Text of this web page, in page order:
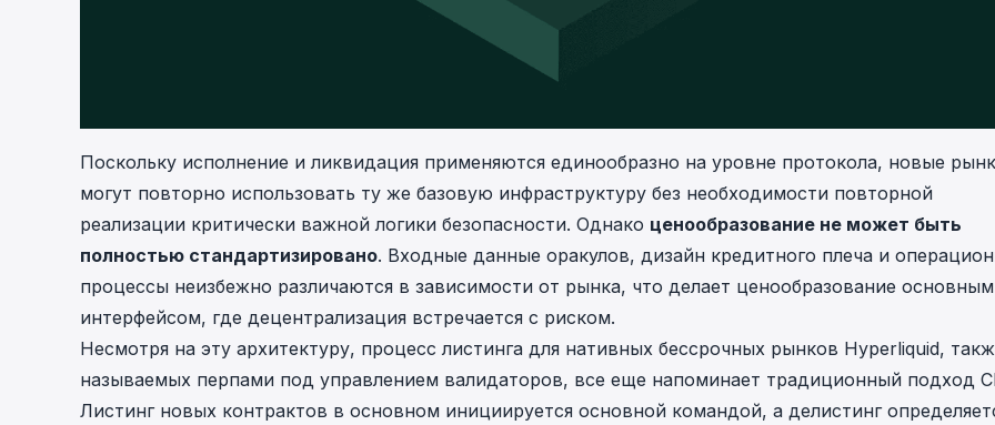
Поскольку исполнение и ликвидация применяются единообразно на уровне протокола, новые
могут повторно использовать ту же базовую инфраструктуру без необходимости повторной
реализации критически важной логики безопасности. Однако ценообразование не может быть
полностью стандартизировано. Входные данные оракулов, дизайн кредитного плеча и
процессы неизбежно различаются в зависимости от рынка, что делает ценообразование основным
интерфейсом, где децентрализация встречается с риском.
Несмотря на эту архитектуру, процесс листинга для нативных бессрочных рынков Hyperliquid,
называемых перпами под управлением валидаторов, все еще напоминает традиционный подход
Листинг новых контрактов в основном инициируется основной командой, а делистинг